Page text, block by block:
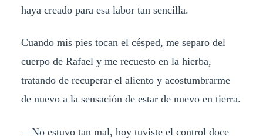
haya creado para esa labor tan sencilla.
Cuando mis pies tocan el césped, me separo del
cuerpo de Rafael y me recuesto en la hierba,
tratando de recuperar el aliento y acostumbrarme
de nuevo a la sensación de estar de nuevo en tierra.
—No estuvo tan mal, hoy tuviste el control doce